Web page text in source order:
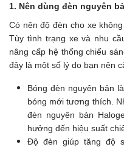
1. Nên dùng đèn nguyên
Có nên độ đèn cho xe
Tùy tình trạng xe và nhu
nâng cấp hệ thống chiếu
đây là một số lý do bạn nên
Bóng đèn nguyên bản
bóng mới tương thích.
đèn nguyên bản
hưởng đến hiệu suất
Độ đèn giúp tăng độ